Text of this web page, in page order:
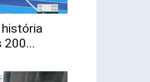
200...